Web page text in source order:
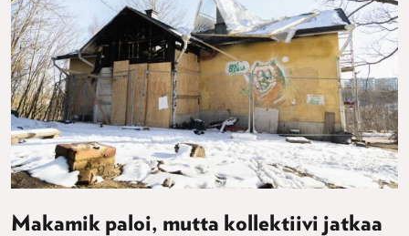
Makamik paloi, mutta kollektiivi jatkaa